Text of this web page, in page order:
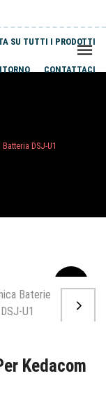
SU TUTTI I PRODOTTI
CONTATTACI
Batteria DSJ-U1
Kedacom